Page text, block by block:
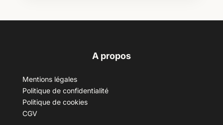
A propos
Mentions légales
Politique de confidentialité
Politique de cookies
CGV